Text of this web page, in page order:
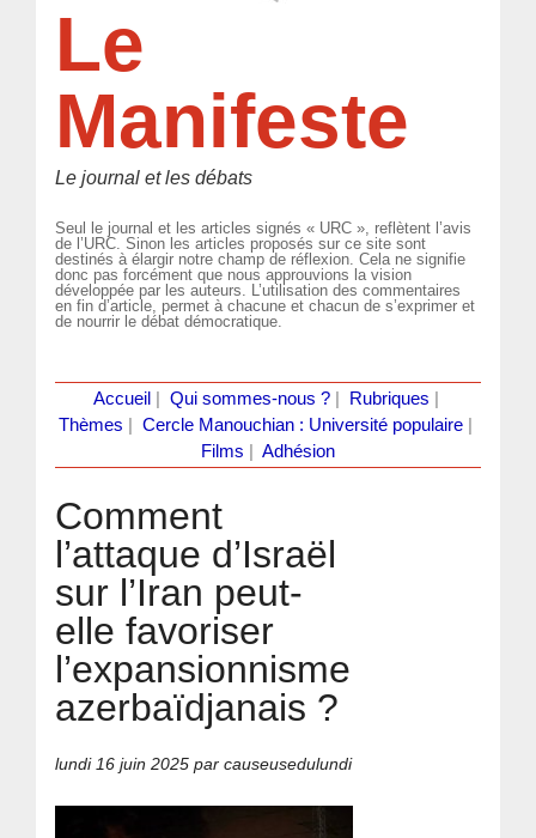
Le
Manifeste
Le journal et les débats
Seul le journal et les articles signés « URC », reflètent l’avis
de l’URC. Sinon les articles proposés sur ce site sont
destinés à élargir notre champ de réflexion. Cela ne signifie
donc pas forcément que nous approuvions la vision
développée par les auteurs. L’utilisation des commentaires
en fin d’article, permet à chacune et chacun de s’exprimer et
de nourrir le débat démocratique.
Accueil Qui sommes-nous ?| Rubriques
Thèmes
Cercle Manouchian : Université populaire
Films
Adhésion
Comment
l’attaque d’Israël
sur l’Iran peut-
elle favoriser
l’expansionnisme
azerbaïdjanais ?
lundi 16 juin 2025 par causeusedulundi